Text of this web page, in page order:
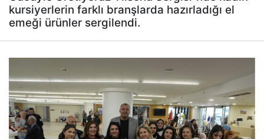
kursiyerlerin farklı branşlarda hazırladığı el
emeği ürünler sergilendi.